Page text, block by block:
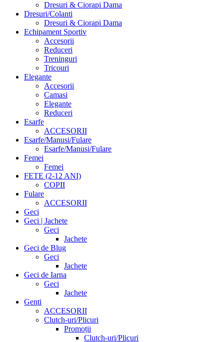
Dresuri & Ciorapi Dama
Dresuri/Colanti
Dresuri & Ciorapi Dama
Echipament Sportiv
Accesorii
Reduceri
Treninguri
Tricouri
Elegante
Accesorii
Camasi
Elegante
Reduceri
Esarfe
ACCESORII
Esarfe/Manusi/Fulare
Esarfe/Manusi/Fulare
Femei
Femei
FETE (2-12 ANI)
COPII
Fulare
ACCESORII
Geci
Geci | Jachete
Geci
Jachete
Geci de Blug
Geci
Jachete
Geci de Iarna
Geci
Jachete
Genti
ACCESORII
Clutch-uri/Plicuri
Promoții
Clutch-uri/Plicuri